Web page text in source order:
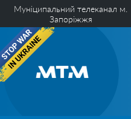
Муніципальний телеканал м.
Запоріжжя